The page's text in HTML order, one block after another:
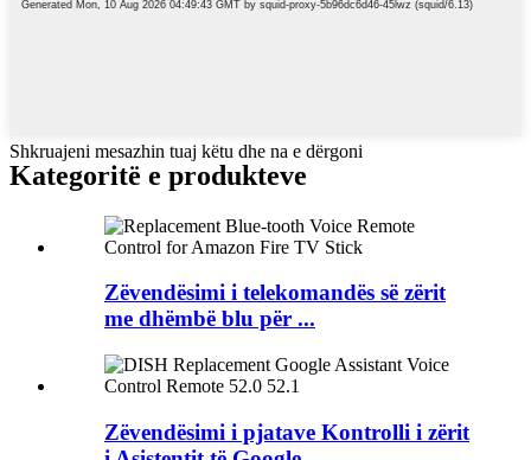
Shkruajeni mesazhin tuaj këtu dhe na e dërgoni
Kategoritë e produkteve
Zëvendësimi i telekomandës së zërit
me dhëmbë blu për ...
Zëvendësimi i pjatave Kontrolli i zërit